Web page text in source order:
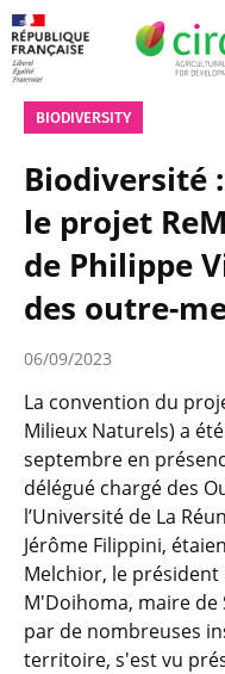
BIODIVERSITY
Biodiversité
le projet
de Philippe
des outre-
06/09/2023
La convention du
Milieux Naturels) a
septembre en
délégué chargé des
l’Université de La
Jérôme Filippini,
Melchior, le
M'Doihoma, maire de
par de nombreuses
territoire, s'est vu